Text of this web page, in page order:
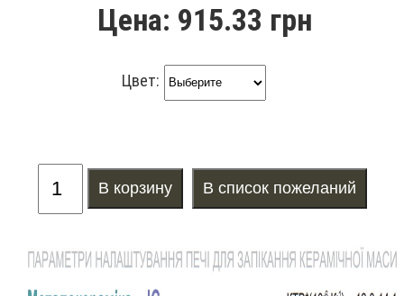
Цена: 915.33 грн
Цвет: